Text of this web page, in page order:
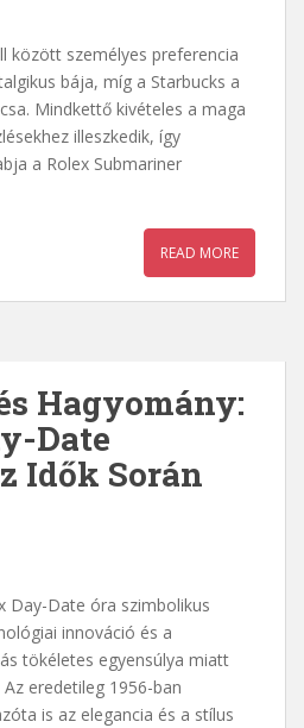
között személyes preferencia
bája, míg a Starbucks a
Mindkettő kivételes a maga
illeszkedik, így
a Rolex Submariner
READ MORE
Hagyomány:
Date
Idők Során
Day-Date óra szimbolikus
innováció és a
tökéletes egyensúlya miatt
eredetileg 1956-ban
is az elegancia és a stílus